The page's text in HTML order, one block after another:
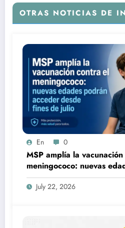
OTRAS NOTICIAS DE
En 0
MSP amplía la
meningococo: nuevas
acceder desde fines de
July 22, 2026